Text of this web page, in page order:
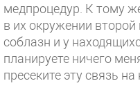
медпроцедур. К тому
в их окружении
соблазн и у
планируете ничего
пресеките эту связь на